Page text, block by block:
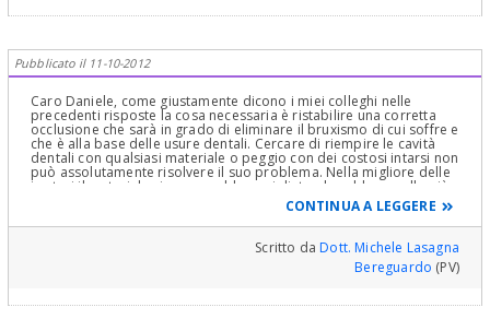
Pubblicato il 11-10-2012
Caro Daniele, come giustamente dicono i miei colleghi nelle
precedenti risposte la cosa necessaria è ristabilire una corretta
occlusione che sarà in grado di eliminare il bruxismo di cui soffre e
che è alla base delle usure dentali. Cercare di riempire le cavità
dentali con qualsiasi materiale o peggio con dei costosi intarsi non
può assolutamente risolvere il suo problema. Nella migliore delle
ipotesi il materiale si romperebbe o si distaccherebbe e,nella più
probabile delle ipotesi la cosa le determinebbe dei forti disagi se
non l'insorgenza di una patologia articolare o muscolare. Occorre
ricercare una corretta posizione mandibolare con opportune
tecniche neuromuscolari e realizzarla in fase preventiva con un
posizionatore muscolare ottenuto dopo decontrazione dei
muscoli masticatori e posturali della mandibola. Tutto il resto
CONTINUA A LEGGERE
Scritto daDott. Michele Lasagna
Bereguardo (PV)